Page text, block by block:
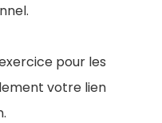
pour les
votre lien